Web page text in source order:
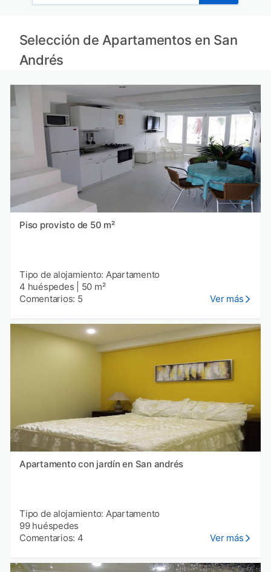
Selección de Apartamentos en San
Andrés
Piso provisto de 50 m²
Tipo de alojamiento: Apartamento
4 huéspedes
50 m²
Comentarios: 5
Ver más
Apartamento con jardín en San andrés
Tipo de alojamiento: Apartamento
99 huéspedes
Comentarios: 4
Ver más